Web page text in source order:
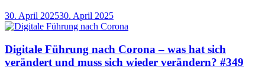
30. April 202530. April 2025
Digitale Führung nach Corona – was hat sich
verändert und muss sich wieder verändern? #349